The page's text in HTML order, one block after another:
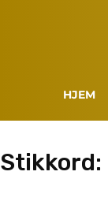
HJEM
Stikkord: